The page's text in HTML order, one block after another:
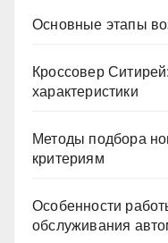
Основные этапы
Кроссовер
характеристики
Методы подбора
критериям
Особенности
обслуживания